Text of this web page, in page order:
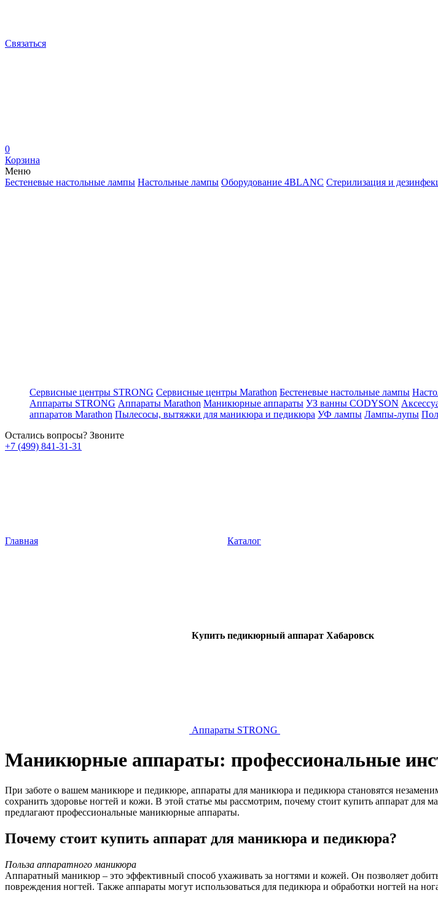
Связаться
0
Корзина
Меню
Бестеневые настольные лампы Настольные лампы Оборудование 4BLANC Стерилизация и
Сервисные центры STRONG Сервисные центры Marathon Бестеневые настольные лампы
Аппараты STRONG Аппараты Marathon Маникюрные аппараты УЗ ванны CODYSON
аппаратов Marathon Пылесосы, вытяжки для маникюра и педикюра УФ лампы Лампы-лупы
Остались вопросы? Звоните
+7 (499) 841-31-31
Главная Каталог
Купить педикюрный аппарат Хабаровск
Аппараты STRONG
Маникюрные аппараты: профессиональные
При заботе о вашем маникюре и педикюре, аппараты для маникюра и педикюра становятся
сохранить здоровье ногтей и кожи. В этой статье мы рассмотрим, почему стоит купить аппарат
предлагают профессиональные маникюрные аппараты.
Почему стоит купить аппарат для маникюра и педикюра?
Польза аппаратного маникюра
Аппаратный маникюр – это эффективный способ ухаживать за ногтями и кожей. Он позволяет
повреждения ногтей. Также аппараты могут использоваться для педикюра и обработки ногтей на